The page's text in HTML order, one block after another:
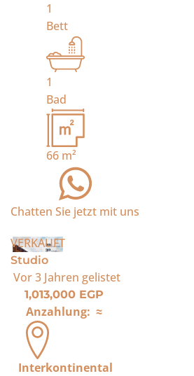
1
Bett
1
Bad
66 m²
Chatten Sie jetzt mit uns
VERKAUFT
Studio
Vor 3 Jahren gelistet
1,013,000 EGP
Anzahlung: ≈
Interkontinental